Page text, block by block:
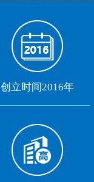
SiC/
创立时间2016年